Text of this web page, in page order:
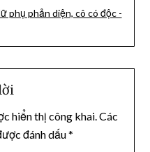
phụ phản diện, cô có độc -
hiển thị công khai.Các
đánh dấu*